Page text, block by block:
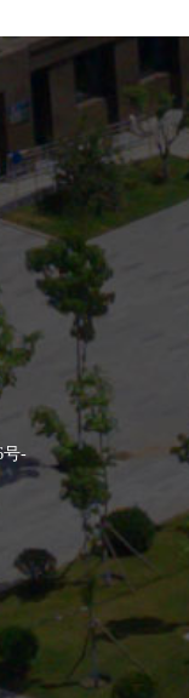
号-